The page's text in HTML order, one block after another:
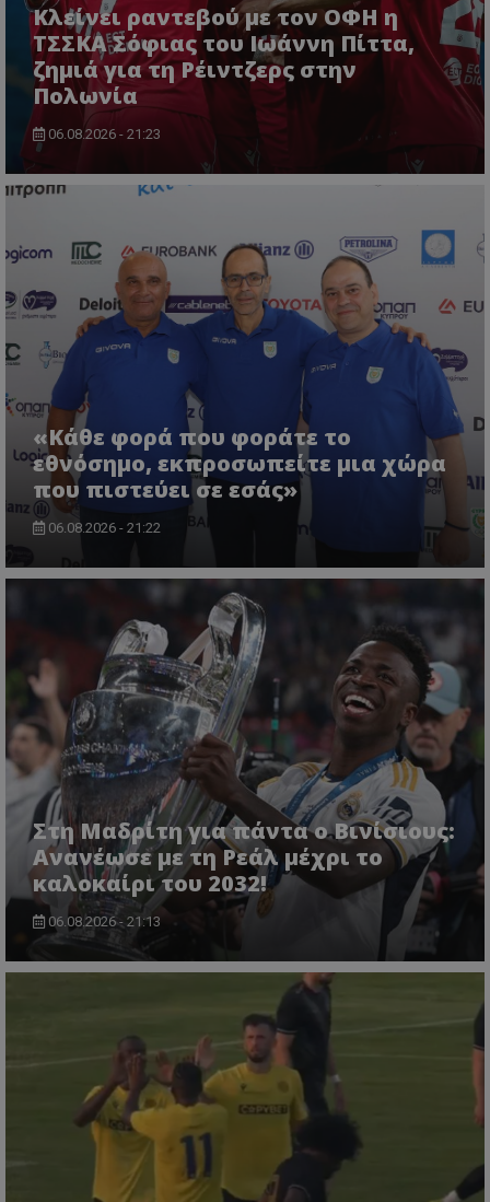
Κλείνει ραντεβού με τον ΟΦΗ η
ΤΣΣΚΑ Σόφιας του Ιωάννη Πίττα,
ζημιά για τη Ρέιντζερς στην
Πολωνία
06.08.2026 - 21:23
«Κάθε φορά που φοράτε το
εθνόσημο, εκπροσωπείτε μια χώρα
που πιστεύει σε εσάς»
06.08.2026 - 21:22
Στη Μαδρίτη για πάντα ο Βινίσιους:
Ανανέωσε με τη Ρεάλ μέχρι το
καλοκαίρι του 2032!
06.08.2026 - 21:13